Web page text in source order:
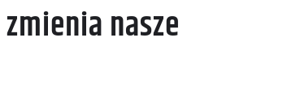
nasze